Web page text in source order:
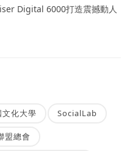
Digital 6000打造震撼動人
文化大學 SocialLab
盟總會